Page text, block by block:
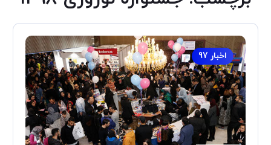
اخبار 97